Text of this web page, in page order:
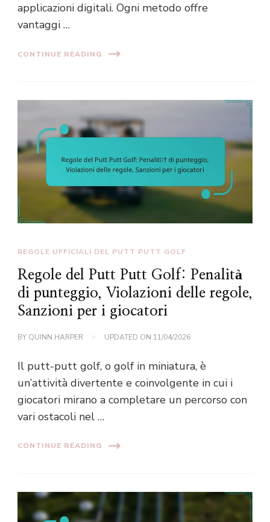
applicazioni digitali. Ogni metodo offre
vantaggi …
CONTINUE READING
REGOLE UFFICIALI DEL PUTT PUTT GOLF
Regole del Putt Putt Golf: Penalità
di punteggio, Violazioni delle regole,
Sanzioni per i giocatori
BY QUINN HARPER UPDATED ON 11/04/2026
Il putt-putt golf, o golf in miniatura, è
un’attività divertente e coinvolgente in cui i
giocatori mirano a completare un percorso con
vari ostacoli nel …
CONTINUE READING